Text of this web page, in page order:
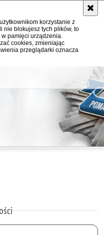
korzystanie z
nie blokujesz tych plików, to
pamięci urządzenia.
cookies, zmieniając
przeglądarki oznacza